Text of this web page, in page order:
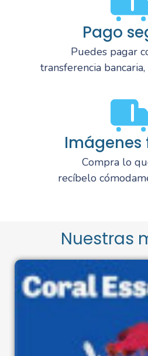
Pago
Puedes pagar
transferencia
Imágenes
Compra lo
recíbelo
Nuestras